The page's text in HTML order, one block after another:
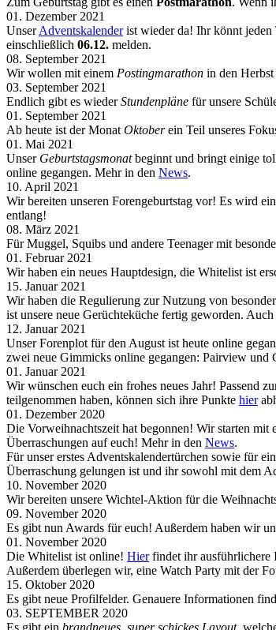
01. Dezember 2021
UnserAdventskalenderist wieder da! Ihr könnt jeden
einschließlich 06.12. melden.
08. September 2021
Wir wollen mit einem Postingmarathon in den Herbst
03. September 2021
Endlich gibt es wiederStundenpläne für unsere
01. September 2021
Ab heute ist der Monat Oktoberein Teil unseres
01. Mai 2021
Unser Geburtstagsmonatbeginnt und bringt einige
online gegangen. Mehr in den News.
10. April 2021
Wir bereiten unseren Forengeburtstag vor! Es wird
entlang!
08. März 2021
Für Muggel, Squibs und andere Teenager mit
01. Februar 2021
Wir haben ein neues Hauptdesign, die Whitelist ist
15. Januar 2021
Wir haben die Regulierung zur Nutzung von
ist unsere neue Gerüchteküche fertig geworden.
12. Januar 2021
Unser Forenplot für den August ist heute online
zwei neue Gimmicks online gegangen: Pairview und
01. Januar 2021
Wir wünschen euch ein frohes neues Jahr! Passend
teilgenommen haben, können sich ihre Punkte hier
01. Dezember 2020
Die Vorweihnachtszeit hat begonnen! Wir starten mit
Überraschungen auf euch! Mehr in den News.
Für unser erstes Adventskalendertürchen sowie für
Überraschung gelungen ist und ihr sowohl mit dem
10. November 2020
Wir bereiten unsere Wichtel-Aktion für die
09. November 2020
Es gibt nun Awards für euch! Außerdem haben wir
01. November 2020
Die Whitelist ist online! Hierfindet ihr ausführlichere
Außerdem überlegen wir, eine Watch Party mit der
15. Oktober 2020
Es gibt neue Profilfelder. Genauere Informationen
03. SEPTEMBER 2020
Es gibt ein brandneues, super schickes Layout,